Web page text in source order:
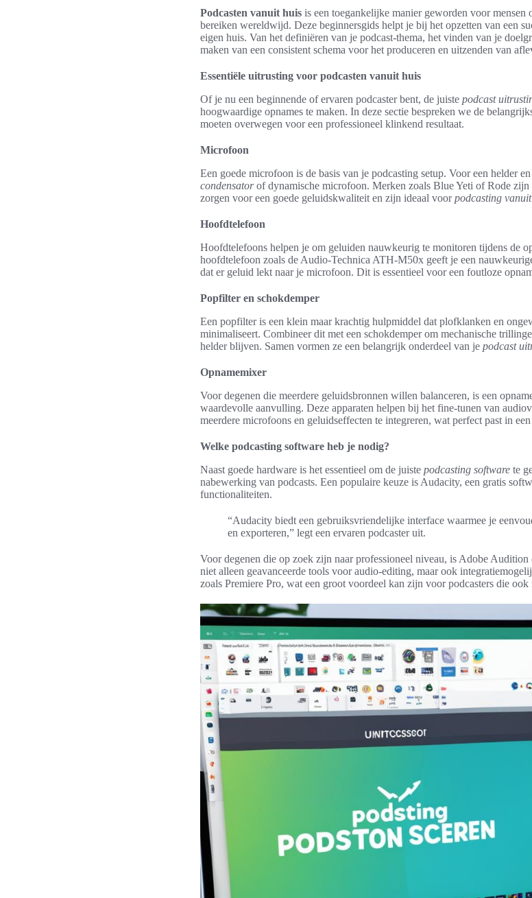
Podcasten vanuit huis is een toegankelijke manier geworden voor mensen
bereiken wereldwijd. Deze beginnersgids helpt je bij het opzetten van een
eigen huis. Van het definiëren van je podcast-thema, het vinden van je
maken van een consistent schema voor het produceren en uitzenden van
Essentiële uitrusting voor podcasten vanuit huis
Of je nu een beginnende of ervaren podcaster bent, de juiste podcast
hoogwaardige opnames te maken. In deze sectie bespreken we de
moeten overwegen voor een professioneel klinkend resultaat.
Microfoon
Een goede microfoon is de basis van je podcasting setup. Voor een helder
condensatorof dynamische microfoon. Merken zoals Blue Yeti of Rode zijn
zorgen voor een goede geluidskwaliteit en zijn ideaal voorpodcasting
Hoofdtelefoon
Hoofdtelefoons helpen je om geluiden nauwkeurig te monitoren tijdens de
hoofdtelefoon zoals de Audio-Technica ATH-M50x geeft je een
dat er geluid lekt naar je microfoon. Dit is essentieel voor een foutloze
Popfilter en schokdemper
Een popfilter is een klein maar krachtig hulpmiddel dat plofklanken en
minimaliseert. Combineer dit met een schokdemper om mechanische
helder blijven. Samen vormen ze een belangrijk onderdeel van je podcast
Opnamemixer
Voor degenen die meerdere geluidsbronnen willen balanceren, is een
waardevolle aanvulling. Deze apparaten helpen bij het fine-tunen van
meerdere microfoons en geluidseffecten te integreren, wat perfect past in een
Welke podcasting software heb je nodig?
Naast goede hardware is het essentieel om de juiste podcasting software te
nabewerking van podcasts. Een populaire keuze is Audacity, een gratis
functionaliteiten.
“Audacity biedt een gebruiksvriendelijke interface waarmee je
en exporteren,” legt een ervaren podcaster uit.
Voor degenen die op zoek zijn naar professioneel niveau, is Adobe
niet alleen geavanceerde tools voor audio-editing, maar ook
zoals Premiere Pro, wat een groot voordeel kan zijn voor podcasters die